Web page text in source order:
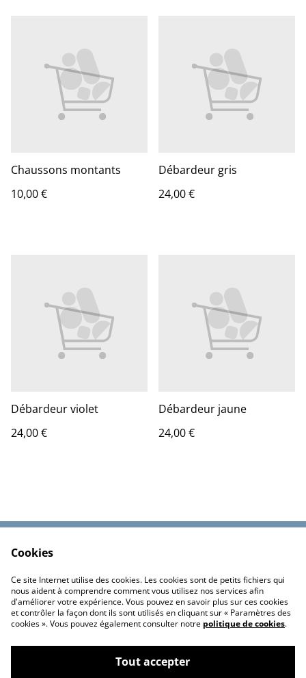
Chaussons montants
10,00 €
Débardeur gris
24,00 €
Débardeur violet
24,00 €
Débardeur jaune
24,00 €
Politique de
confidentialité
Politique de cookies
Cookies
Ce site Internet utilise des cookies. Les cookies sont de petits fichiers qui
nous aident à comprendre comment vous utilisez nos services afin
d'améliorer votre expérience. Vous pouvez en savoir plus sur ces cookies
et contrôler la façon dont ils sont utilisés en cliquant sur « Paramètres des
cookies ». Vous pouvez également consulter notre politique de cookies.
Tout accepter